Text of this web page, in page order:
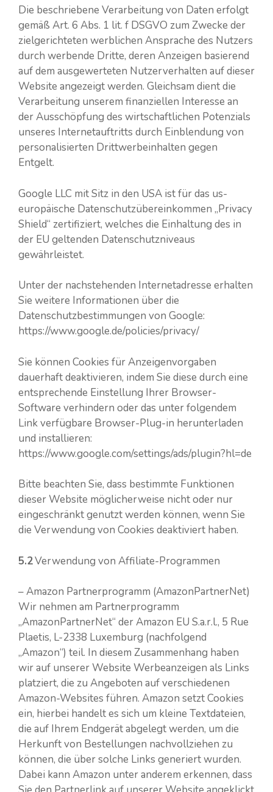
Die beschriebene Verarbeitung von Daten erfolgt
gemäß Art. 6 Abs. 1 lit. f DSGVO zum Zwecke der
zielgerichteten werblichen Ansprache des Nutzers
durch werbende Dritte, deren Anzeigen basierend
auf dem ausgewerteten Nutzerverhalten auf dieser
Website angezeigt werden. Gleichsam dient die
Verarbeitung unserem finanziellen Interesse an
der Ausschöpfung des wirtschaftlichen Potenzials
unseres Internetauftritts durch Einblendung von
personalisierten Drittwerbeinhalten gegen
Entgelt.
Google LLC mit Sitz in den USA ist für das us-
europäische Datenschutzübereinkommen „Privacy
Shield“ zertifiziert, welches die Einhaltung des in
der EU geltenden Datenschutzniveaus
gewährleistet.
Unter der nachstehenden Internetadresse erhalten
Sie weitere Informationen über die
Datenschutzbestimmungen von Google:
https://www.google.de/policies/privacy/
Sie können Cookies für Anzeigenvorgaben
dauerhaft deaktivieren, indem Sie diese durch eine
entsprechende Einstellung Ihrer Browser-
Software verhindern oder das unter folgendem
Link verfügbare Browser-Plug-in herunterladen
und installieren:
https://www.google.com/settings/ads/plugin?hl=de
Bitte beachten Sie, dass bestimmte Funktionen
dieser Website möglicherweise nicht oder nur
eingeschränkt genutzt werden können, wenn Sie
die Verwendung von Cookies deaktiviert haben.
5.2Verwendung von Affiliate-Programmen
– Amazon Partnerprogramm (AmazonPartnerNet)
Wir nehmen am Partnerprogramm
„AmazonPartnerNet“ der Amazon EU S.a.r.l., 5 Rue
Plaetis, L-2338 Luxemburg (nachfolgend
„Amazon“) teil. In diesem Zusammenhang haben
wir auf unserer Website Werbeanzeigen als Links
platziert, die zu Angeboten auf verschiedenen
Amazon-Websites führen. Amazon setzt Cookies
ein, hierbei handelt es sich um kleine Textdateien,
die auf Ihrem Endgerät abgelegt werden, um die
Herkunft von Bestellungen nachvollziehen zu
können, die über solche Links generiert wurden.
Dabei kann Amazon unter anderem erkennen, dass